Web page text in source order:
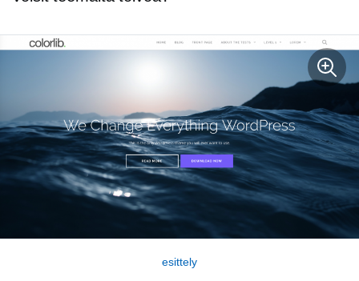
esittely